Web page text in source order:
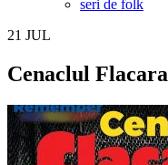
seri de folk
21 JUL
Cenaclul Flacara